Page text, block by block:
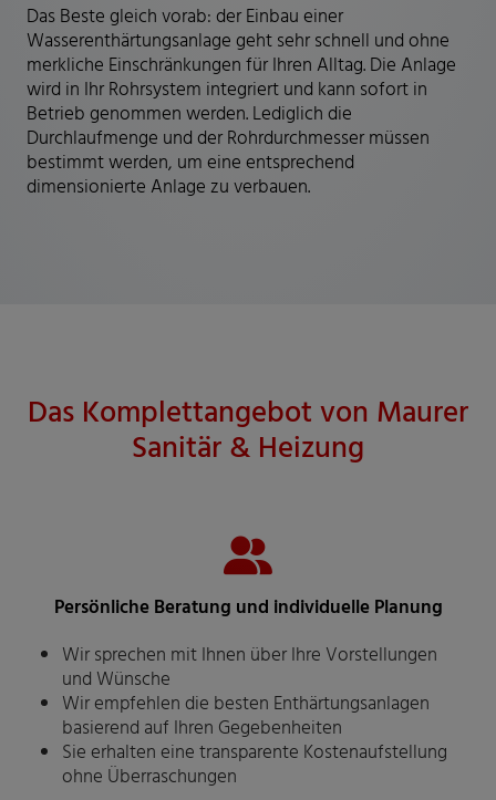
Das Beste gleich vorab: der Einbau einer
Wasserenthärtungsanlage geht sehr schnell und ohne
merkliche Einschränkungen für Ihren Alltag. Die Anlage
wird in Ihr Rohrsystem integriert und kann sofort in
Betrieb genommen werden. Lediglich die
Durchlaufmenge und der Rohrdurchmesser müssen
bestimmt werden, um eine entsprechend
dimensionierte Anlage zu verbauen.
Das Komplettangebot von Maurer
Sanitär & Heizung
Persönliche Beratung und individuelle Planung
Wir sprechen mit Ihnen über Ihre Vorstellungen
und Wünsche
Wir empfehlen die besten Enthärtungsanlagen
basierend auf Ihren Gegebenheiten
Sie erhalten eine transparente Kostenaufstellung
ohne Überraschungen